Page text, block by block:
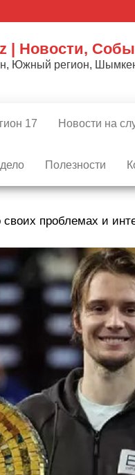
| Новости,
Южный регион,
17 Новости на
Полезности
проблемах и